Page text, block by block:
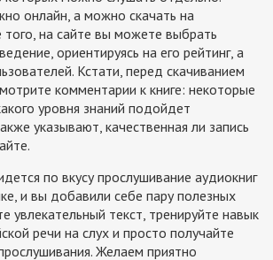
онлайн, а можно скачать на
на сайте вы можете выбрать
ориентируясь на его рейтинг, а
Кстати, перед скачиванием
комментарии к книге: некоторые
уровня знаний подойдет
указывают, качественная ли запись
по вкусу прослушивание аудиокниг
и вы добавили себе пару полезных
увлекательный текст, тренируйте навык
речи на слух и просто получайте
Желаем приятно